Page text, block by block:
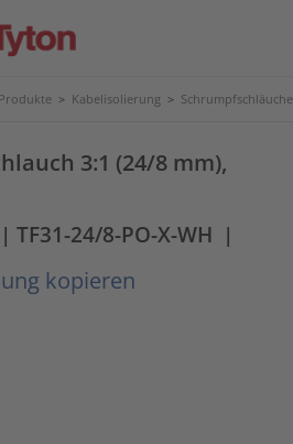
> Kabelisolierung > Schrumpfschläuche
3:1 (24/8 mm),
| TF31-24/8-PO-X-WH |
kopieren